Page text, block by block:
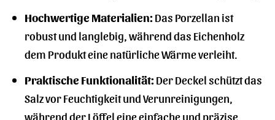
Hochwertige Materialien:Das Porzellan ist
robust und langlebig, während das Eichenholz
dem Produkt eine natürliche Wärme verleiht.
Praktische Funktionalität:Der Deckel schützt das
Salz vor Feuchtigkeit und Verunreinigungen,
während der Löffel eine einfache und präzise